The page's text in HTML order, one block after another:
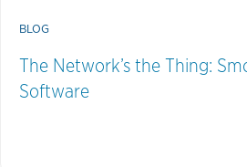
BLOG
The Network’s the Thing:
Software